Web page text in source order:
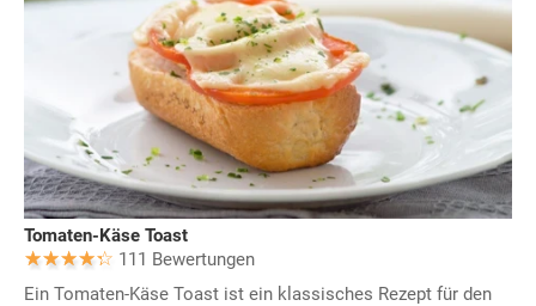
Tomaten-Käse Toast
111 Bewertungen
Ein Tomaten-Käse Toast ist ein klassisches Rezept für den